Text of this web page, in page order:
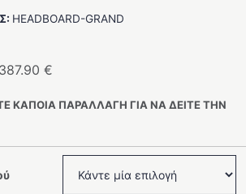
HEADBOARD-GRAND
387.90€
ΚΆΠΟΙΑ ΠΑΡΑΛΛΑΓΉ ΓΙΑ ΝΑ ΔΕΊΤΕ ΤΗΝ